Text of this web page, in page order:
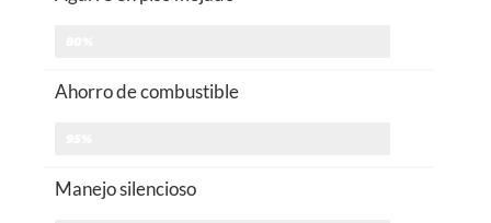
Ahorro de combustible
Manejo silencioso